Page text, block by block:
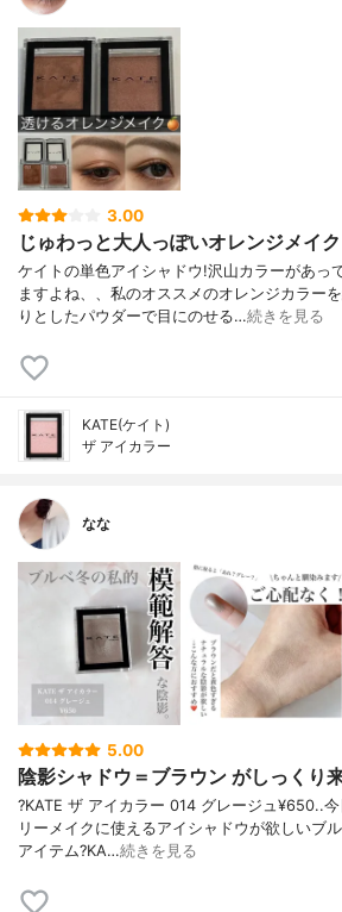
3.00
じゅわっと大人っぽいオレンジメイク
ケイトの単色アイシャドウ!沢山カラーがあっ
ますよね、、私のオススメのオレンジカラー
りとしたパウダーで目にのせる…続きを見る
KATE(ケイト)
ザ アイカラー
なな
5.00
陰影シャドウ＝ブラウン がしっくり
?KATE ザ アイカラー 014 グレージュ¥650..
リーメイクに使えるアイシャドウが欲しいブ
アイテム?KA…続きを見る